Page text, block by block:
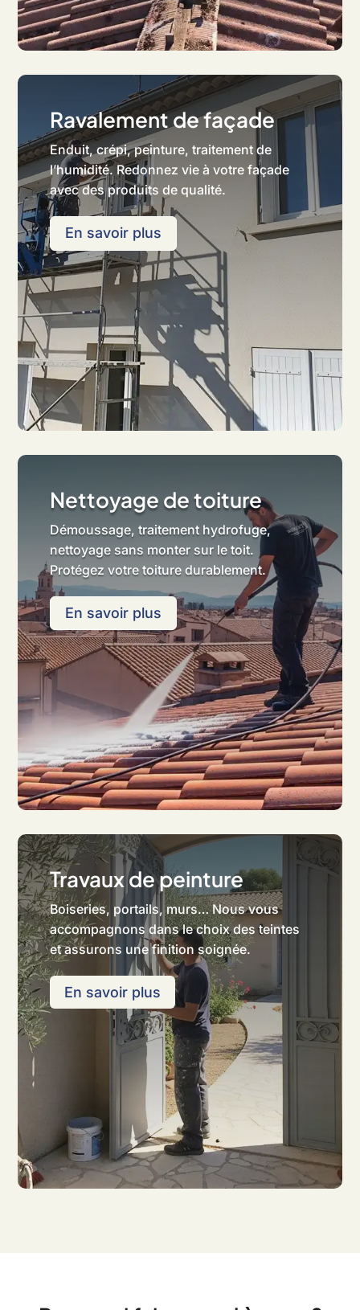
Ravalement de façade
Enduit, crépi, peinture, traitement de
l’humidité. Redonnez vie à votre façade
avec des produits de qualité.
En savoir plus
Nettoyage de toiture
Démoussage, traitement hydrofuge,
nettoyage sans monter sur le toit.
Protégez votre toiture durablement.
En savoir plus
Travaux de peinture
Boiseries, portails, murs… Nous vous
accompagnons dans le choix des teintes
et assurons une finition soignée.
En savoir plus